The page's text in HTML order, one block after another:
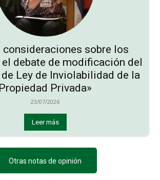
consideraciones sobre los
el debate de modificación del
Ley de Inviolabilidad de la
Propiedad Privada»
23/07/2026
Leer más
Otras notas de opinión